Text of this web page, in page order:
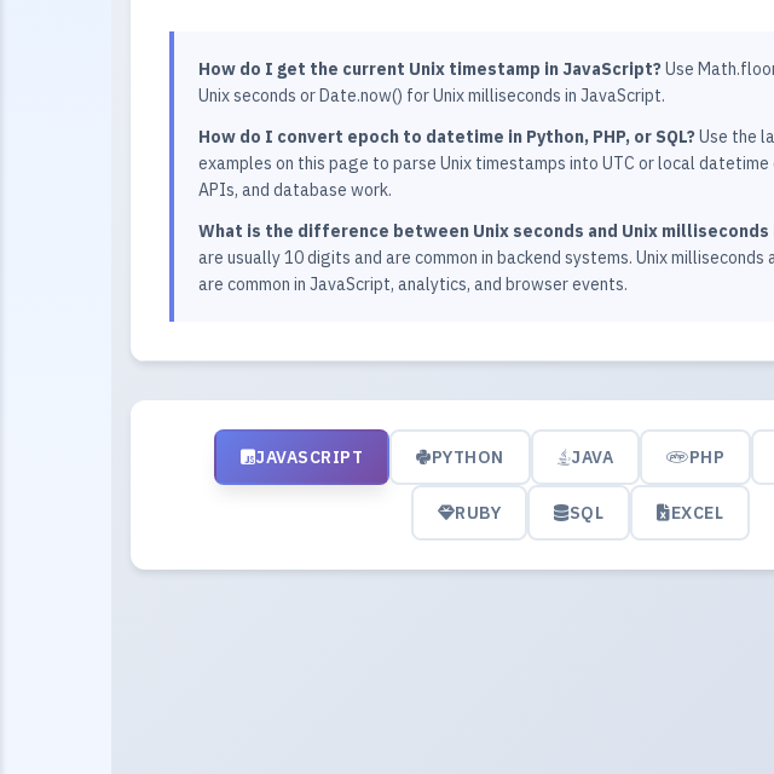
How do I get the current Unix timestamp in JavaScript? Use
Unix seconds or Date.now() for Unix milliseconds in JavaScript.
How do I convert epoch to datetime in Python, PHP, or SQL? Use the
examples on this page to parse Unix timestamps into UTC or local
APIs, and database work.
What is the difference between Unix seconds and Unix milliseconds
are usually 10 digits and are common in backend systems. Unix milliseconds
are common in JavaScript, analytics, and browser events.
JAVASCRIPT PYTHON JAVA PHP
RUBY SQL EXCEL